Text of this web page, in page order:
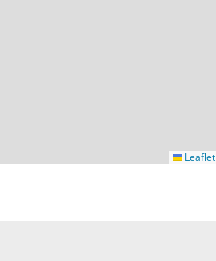
Leaflet